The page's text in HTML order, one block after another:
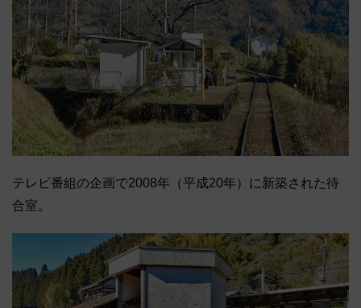
テレビ番組の企画で2008年（平成20年）に新築された待
合室。